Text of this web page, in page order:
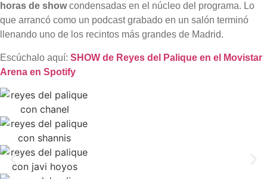
horas de showcondensadas en el núcleo del programa. Lo
que arrancó como un podcast grabado en un salón terminó
llenando uno de los recintos más grandes de Madrid.
Escúchalo aquí: SHOW de Reyes del Palique en el Movistar
Arena en Spotify